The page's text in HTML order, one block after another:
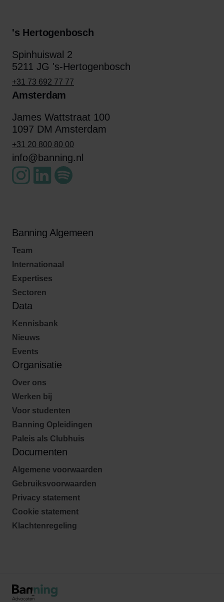
's Hertogenbosch
Spinhuiswal 2
5211 JG 's-Hertogenbosch
+31 73 692 77 77
Amsterdam
James Wattstraat 100
1097 DM Amsterdam
+31 20 800 80 00
info@banning.nl
Banning Algemeen
Team
Internationaal
Expertises
Sectoren
Data
Kennisbank
Nieuws
Events
Organisatie
Over ons
Werken bij
Voor studenten
Banning Opleidingen
Paleis als Clubhuis
Documenten
Algemene voorwaarden
Gebruiksvoorwaarden
Privacy statement
Cookie statement
Klachtenregeling